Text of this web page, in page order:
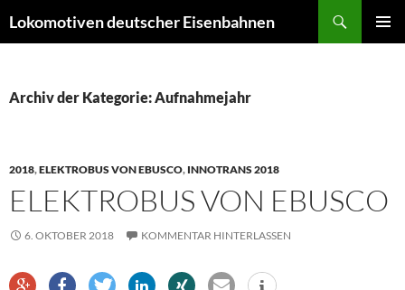
Inhalt
Lokomotiven deutscher Eisenbahnen
Archiv der Kategorie: Aufnahmejahr
2018,ELEKTROBUS VON EBUSCO, INNOTRANS 2018
ELEKTROBUS VON EBUSCO
6. OKTOBER 2018 KOMMENTAR HINTERLASSEN